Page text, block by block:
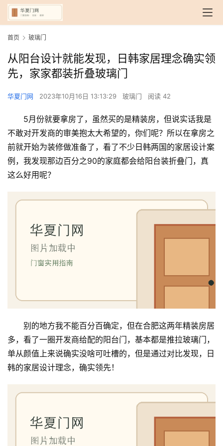
首页 玻璃门
从阳台设计就能发现，日韩家居理念确实领
先，家家都装折叠玻璃门
华夏门网 2023年10月16日 13:13:29 玻璃门 阅读 42
5月份就要拿房了，虽然买的是精装房，但说实话我是
不敢对开发商的审美抱太大希望的，你们呢？所以在拿房之
前就开始为装修做准备了，看了不少日韩两国的家居设计案
例，我发现那边百分之90的家庭都会给阳台装折叠门，真
这么好用呢？
别的地方我不能百分百确定，但在合肥这两年精装房居
多，看了一圈开发商给配的阳台门，基本都是推拉玻璃门，
单从颜值上来说确实没啥可吐槽的，但是通过对比发现，日
韩的家居设计理念，确实领先！